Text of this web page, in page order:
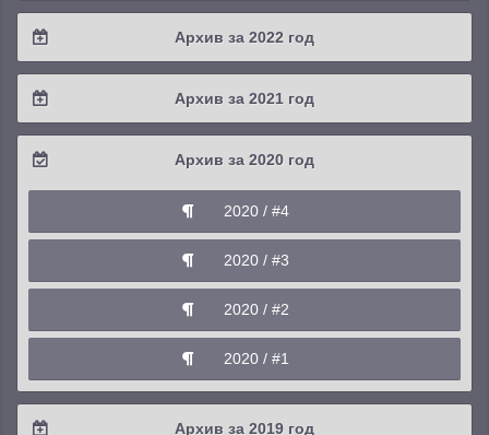
2025 / #1
2024 / #3
2024 / #1
2023 / #4
2023 / #3
2023 / #1
Архив за 2022 год
2022 / #4
2022 / #3
Архив за 2021 год
2021 / #4
2021 / #3
2021 / #2
2021 / #1
Архив за 2020 год
2020 / #4
2020 / #3
2020 / #2
2020 / #1
Архив за 2019 год